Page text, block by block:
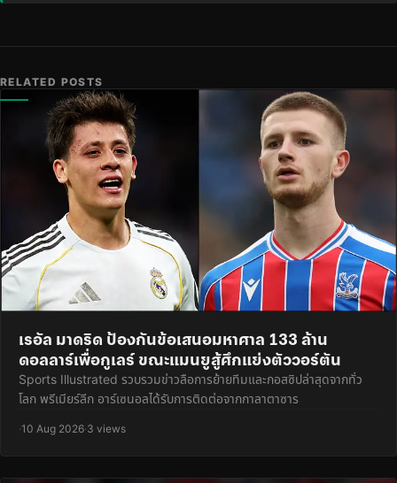
RELATED POSTS
เรอัล มาดริด ป้องกันข้อเสนอมหาศาล 133 ล้าน
ดอลลาร์เพื่อกูเลร์ ขณะแมนยูสู้ศึกแย่งตัววอร์ตัน
Sports Illustrated รวบรวมข่าวลือการย้ายทีมและกอสซิปล่าสุดจากทั่ว
โลก พรีเมียร์ลีก อาร์เซนอลได้รับการติดต่อจากกาลาตาซาร
·10 Aug 2026·3 views